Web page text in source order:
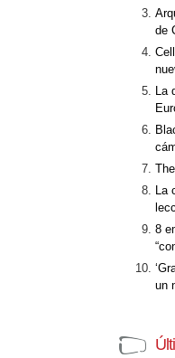
de
La
La
8
un